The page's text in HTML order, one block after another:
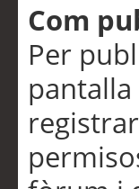
Com
Per